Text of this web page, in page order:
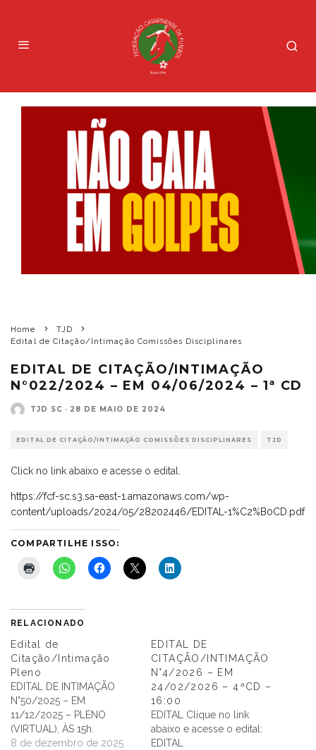
Home
TJD
Edital de Citação/Intimação Comissões Disciplinares
EDITAL DE CITAÇÃO/INTIMAÇÃO
N°022/2024 – EM 04/06/2024 – 1ª CD
TJD SC · 28 DE MAIO DE 2024
EDITAL DE CITAÇÃO/INTIMAÇÃO COMISSÕES DISCIPLINARES TJD
Click no link abaixo e acesse o edital.
https://fcf-sc.s3.sa-east-1.amazonaws.com/wp-
content/uploads/2024/05/28202446/EDITAL-1%C2%B0CD.pdf
COMPARTILHE ISSO:
RELACIONADO
Edital de
Citação/Intimação
Pleno
EDITAL DE INTIMAÇÃO
N°50/2025 – EM
11/12/2025 – PLENO
(VIRTUAL), ÀS 15h.
8 de dezembro de 2025
EDITAL DE
CITAÇÃO/INTIMAÇÃO
N°4/2026 – EM
24/02/2026 – 4ªCD –
16:00
EDITAL Clique no link
abaixo e acesse o edital:
EDITAL